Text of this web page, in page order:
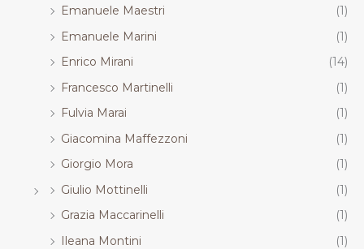
Emanuele Maestri
(1)
Emanuele Marini
(1)
Enrico Mirani
(14)
Francesco Martinelli
(1)
Fulvia Marai
(1)
Giacomina Maffezzoni
(1)
Giorgio Mora
(1)
Giulio Mottinelli
(1)
Grazia Maccarinelli
(1)
Ileana Montini
(1)